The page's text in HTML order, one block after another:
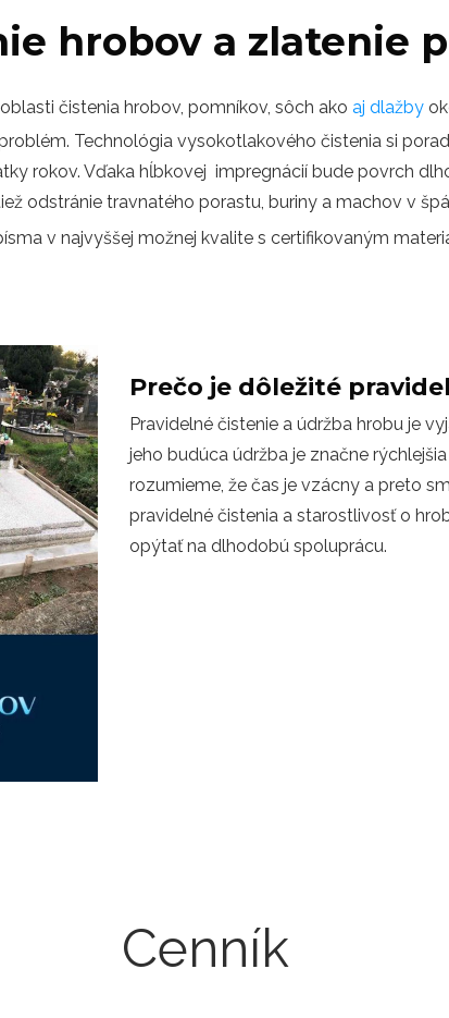
hrobov a zlatenie
čistenia hrobov, pomníkov, sôch ako aj dlažby
Technológia vysokotlakového čistenia si
rokov. Vďaka hĺbkovej impregnácií bude povrch
odstránie travnatého porastu, buriny a machov v
v najvyššej možnej kvalite s certifikovaným
Prečo je dôležité
Pravidelné čistenie a údržba hrobu je
jeho budúca údržba je značne
rozumieme, že čas je vzácny a preto
pravidelné čistenia a starostlivosť o
opýtať na dlhodobú spoluprácu.
Cenník